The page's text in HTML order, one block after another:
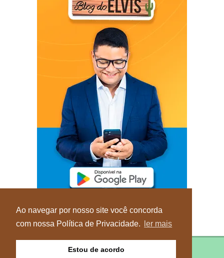
Ao navegar por nosso site você concorda
com nossa Política de Privacidade.
ler mais
Estou de acordo